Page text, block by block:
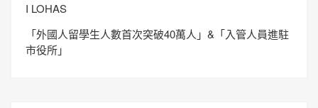
I LOHAS
「外國人留學生人數首次突破40萬人」&「入管人員進駐
市役所」